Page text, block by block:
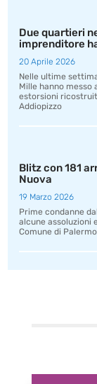
Due quartieri
imprenditore
20 Aprile 2026
Nelle ultime
Mille hanno messo
estorsioni
Addiopizzo
Blitz con 181
Nuova
19 Marzo 2026
Prime condanne
alcune assoluzioni
Comune di Palermo